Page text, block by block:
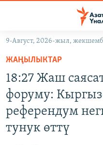
Навигацияга
өтүңүз
салыңыз
САЯСАТ
ДҮЙНӨ
ДҮЙНӨ
УКРАИНА
9-Август, 2026-жыл,
ЖАҢЫЛЫКТАР
18:27 Жаш
форуму:
референдум
тунук өттү